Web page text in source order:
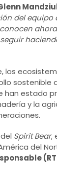
del equipo
sostenible
han estado
y la
Spirit Bear,
del